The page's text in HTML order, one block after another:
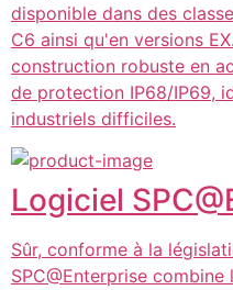
disponible dans des
C6 ainsi qu'en versions
construction robuste en
de protection IP68/IP69,
industriels difficiles.
Logiciel
Sûr, conforme à la
SPC@Enterprise